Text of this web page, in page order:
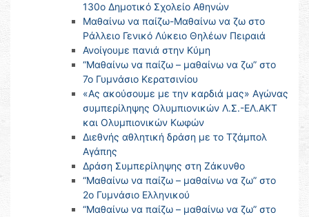
130ο Δημοτικό Σχολείο Αθηνών
Μαθαίνω να παίζω-Μαθαίνω να ζω στο
Ράλλειο Γενικό Λύκειο Θηλέων Πειραιά
Ανοίγουμε πανιά στην Κύμη
“Μαθαίνω να παίζω – μαθαίνω να ζω” στο
7ο Γυμνάσιο Κερατσινίου
«Ας ακούσουμε με την καρδιά μας» Αγώνας
συμπερίληψης Ολυμπιονικών Λ.Σ.-ΕΛ.ΑΚΤ
και Ολυμπιονικών Κωφών
Διεθνής αθλητική δράση με το Τζάμπολ
Αγάπης
Δράση Συμπερίληψης στη Ζάκυνθο
“Μαθαίνω να παίζω – μαθαίνω να ζω” στο
2ο Γυμνάσιο Ελληνικού
“Μαθαίνω να παίζω – μαθαίνω να ζω” στο